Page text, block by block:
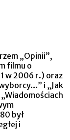
„Opinii”,
filmu o
w 2006 r.) oraz
i „Jak
był
i